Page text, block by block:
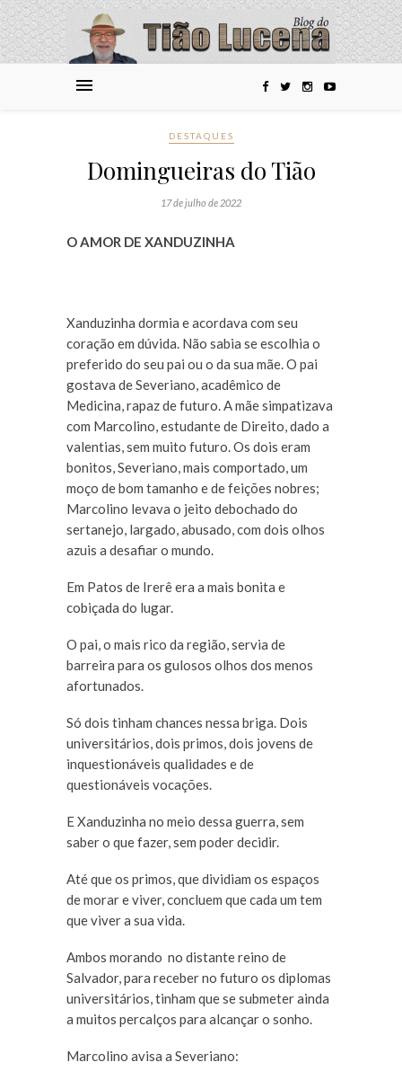
DESTAQUES
Domingueiras do Tião
17 de julho de 2022
O AMOR DE XANDUZINHA
Xanduzinha dormia e acordava com seu
coração em dúvida. Não sabia se escolhia o
preferido do seu pai ou o da sua mãe. O pai
gostava de Severiano, acadêmico de
Medicina, rapaz de futuro. A mãe simpatizava
com Marcolino, estudante de Direito, dado a
valentias, sem muito futuro. Os dois eram
bonitos, Severiano, mais comportado, um
moço de bom tamanho e de feições nobres;
Marcolino levava o jeito debochado do
sertanejo, largado, abusado, com dois olhos
azuis a desafiar o mundo.
Em Patos de Irerê era a mais bonita e
cobiçada do lugar.
O pai, o mais rico da região, servia de
barreira para os gulosos olhos dos menos
afortunados.
Só dois tinham chances nessa briga. Dois
universitários, dois primos, dois jovens de
inquestionáveis qualidades e de
questionáveis vocações.
E Xanduzinha no meio dessa guerra, sem
saber o que fazer, sem poder decidir.
Até que os primos, que dividiam os espaços
de morar e viver, concluem que cada um tem
que viver a sua vida.
Ambos morando no distante reino de
Salvador, para receber no futuro os diplomas
universitários, tinham que se submeter ainda
a muitos percalços para alcançar o sonho.
Marcolino avisa a Severiano: